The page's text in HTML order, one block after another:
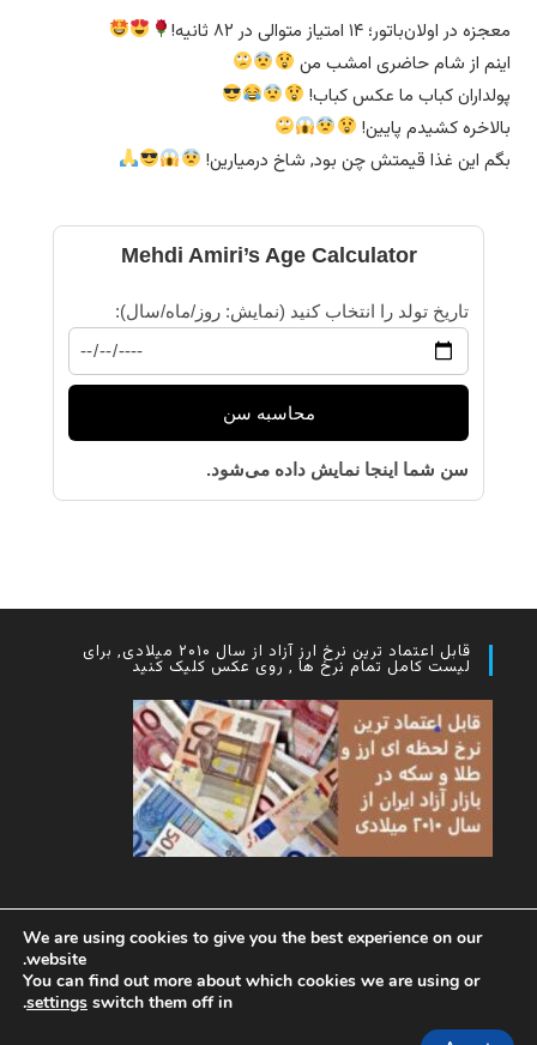
معجزه در اولان‌باتور؛ ۱۴ امتیاز متوالی در ۸۲ ثانیه!
اینم از شام حاضری امشب من
پولداران کباب ما عکس کباب!
بالاخره کشیدم پایین!
بگم این غذا قیمتش چن بود, شاخ درمیارین!
Mehdi Amiri’s Age Calculator
تاریخ تولد را انتخاب کنید (نمایش: روز/ماه/سال):
محاسبه سن
سن شما اینجا نمایش داده می‌شود.
قابل اعتماد ترین نرخ ارز آزاد از سال ۲۰۱۰ میلادی, برای
لیست کامل تمام نرخ ها , روی عکس کلیک کنید
We are using cookies to give you the best experience on our
website.
You can find out more about which cookies we are using or
switch them off in
settings
.